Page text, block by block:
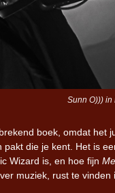
Sunn O))) in
boek, omdat het
die je kent. Het is
Wizard is, en hoe fijn
muziek, rust te